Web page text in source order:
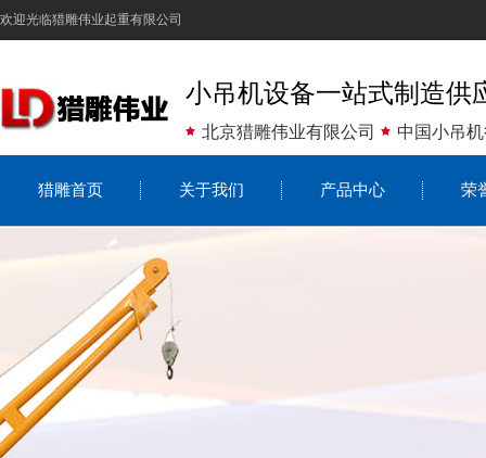
欢迎光临猎雕伟业起重有限公司
小吊机设备一站式制造供
北京猎雕伟业有限公司 中国小吊
猎雕首页 关于我们 产品中心 荣